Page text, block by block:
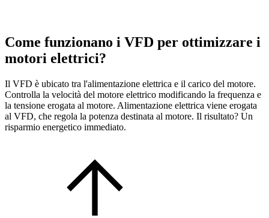
Come funzionano i VFD per ottimizzare i
motori elettrici?
Il VFD è ubicato tra l'alimentazione elettrica e il carico del motore.
Controlla la velocità del motore elettrico modificando la frequenza e
la tensione erogata al motore. Alimentazione elettrica viene erogata
al VFD, che regola la potenza destinata al motore. Il risultato? Un
risparmio energetico immediato.